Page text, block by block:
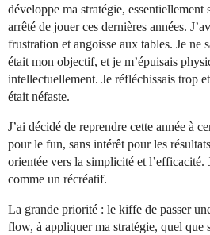
développe ma stratégie, essentiellement
arrêté de jouer ces dernières années.
frustration et angoisse aux tables. Je ne
était mon objectif, et je m’épuisais
intellectuellement. Je réfléchissais trop
était néfaste.
J’ai décidé de reprendre cette année à
pour le fun, sans intérêt pour les
orientée vers la simplicité et l’efficacité.
comme un récréatif.
La grande priorité : le kiffe de passer
flow, à appliquer ma stratégie, quel que